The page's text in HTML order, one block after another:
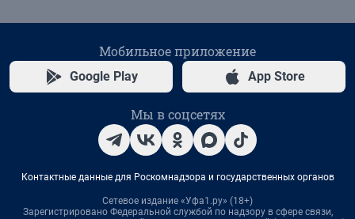
Мобильное приложение
Google Play App Store
Мы в соцсетях
Контактные данные для Роскомнадзора и государственных органов
Сетевое издание «Уфа1.ру» (18+)
Зарегистрировано Федеральной службой по надзору в сфере связи,